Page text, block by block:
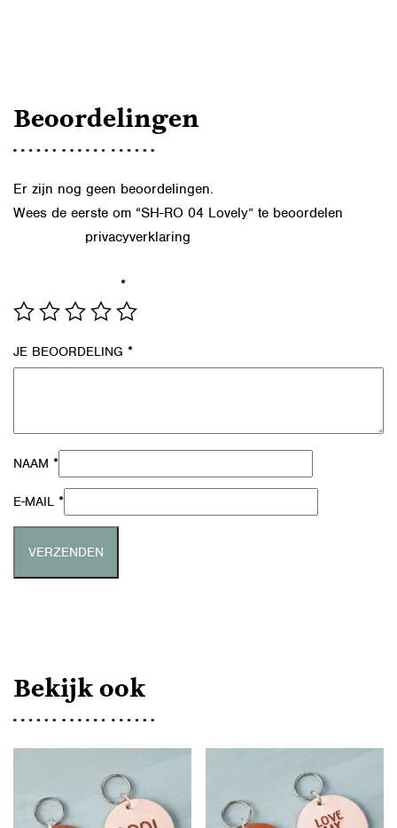
Beoordelingen
Er zijn nog geen beoordelingen.
Wees de eerste om “SH-RO 04 Lovely” te beoordelen
privacyverklaring
*
JE BEOORDELING *
NAAM *
E-MAIL *
Bekijk ook